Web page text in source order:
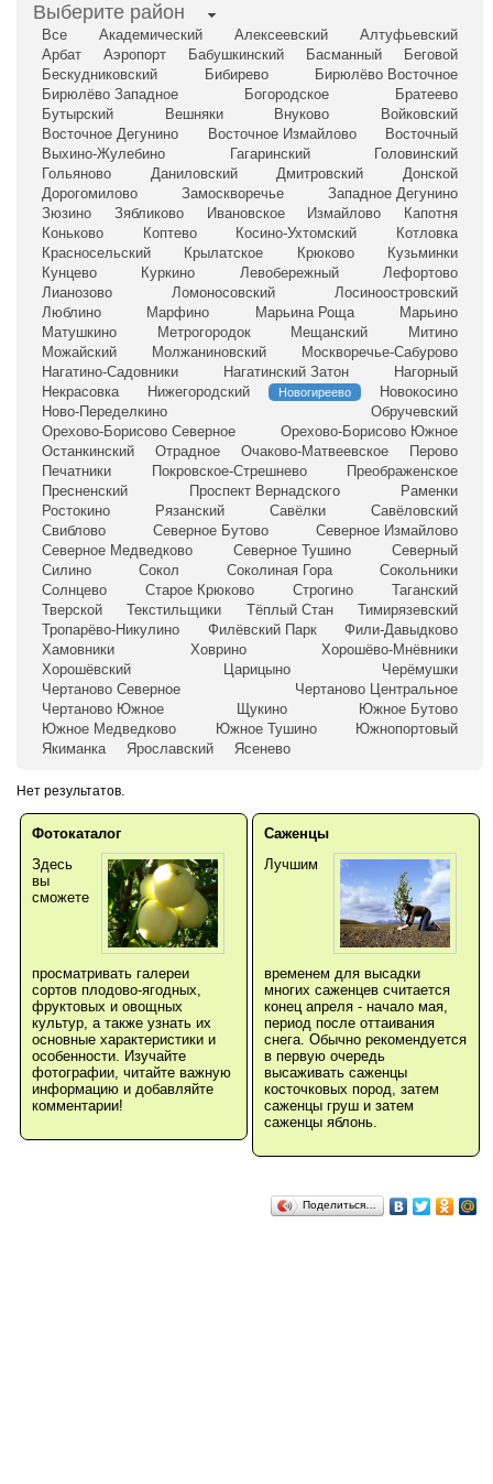
Выберите район
Все Академический Алексеевский
Алтуфьевский
Арбат
Аэропорт Бабушкинский Басманный
Беговой
Бескудниковский
Бибирево
Бирюлёво Восточное
Бирюлёво Западное
Богородское
Братеево
Бутырский
Вешняки Внуково
Войковский
Восточное Дегунино
Восточное Измайлово
Восточный
Выхино-Жулебино
Гагаринский
Головинский
Гольяново
Даниловский Дмитровский
Донской
Дорогомилово
Замоскворечье
Западное Дегунино
Зюзино
Зябликово Ивановское Измайлово
Капотня
Коньково
Коптево Косино-Ухтомский
Котловка
Красносельский
Крылатское Крюково
Кузьминки
Кунцево
Куркино Левобережный
Лефортово
Лианозово
Ломоносовский
Лосиноостровский
Люблино
Марфино Марьина Роща
Марьино
Матушкино
Метрогородок Мещанский
Митино
Можайский
Молжаниновский
Москворечье-Сабурово
Нагатино-Садовники
Нагатинский Затон
Нагорный
Некрасовка
Нижегородский Новогиреево
Новокосино
Ново-Переделкино
Обручевский
Орехово-Борисово Северное
Орехово-Борисово Южное
Останкинский
Отрадное Очаково-Матвеевское
Перово
Печатники
Покровское-Стрешнево
Преображенское
Пресненский
Проспект Вернадского
Раменки
Ростокино
Рязанский Савёлки
Савёловский
Свиблово
Северное Бутово
Северное Измайлово
Северное Медведково
Северное Тушино
Северный
Силино
Сокол Соколиная Гора
Сокольники
Солнцево
Старое Крюково Строгино
Таганский
Тверской
Текстильщики Тёплый Стан
Тимирязевский
Тропарёво-Никулино
Филёвский Парк
Фили-Давыдково
Хамовники
Ховрино
Хорошёво-Мнёвники
Хорошёвский
Царицыно
Черёмушки
Чертаново Северное
Чертаново Центральное
Чертаново Южное
Щукино
Южное Бутово
Южное Медведково
Южное Тушино
Южнопортовый
Якиманка
Ярославский Ясенево
Нет результатов.
Фотокаталог
Здесь
вы
сможете
просматривать галереи
сортов плодово-ягодных,
фруктовых и овощных
культур, а также узнать их
основные характеристики и
особенности. Изучайте
фотографии, читайте важную
информацию и добавляйте
комментарии!
Саженцы
Лучшим
временем для высадки
многих саженцев считается
конец апреля - начало мая,
период после оттаивания
снега. Обычно рекомендуется
в первую очередь
высаживать саженцы
косточковых пород, затем
саженцы груш и затем
саженцы яблонь.
Поделиться…